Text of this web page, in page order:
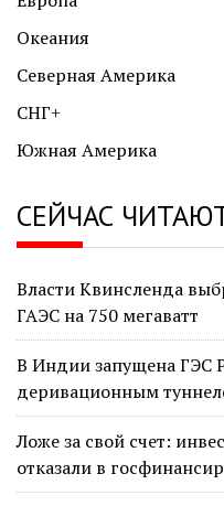
Океания
Северная Америка
СНГ+
Южная Америка
СЕЙЧАС
Власти Квинсленда
ГАЭС на 750 мегаватт
В Индии запущена
деривационным
Ложе за свой счет:
отказали в